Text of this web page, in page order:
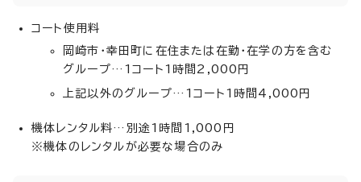
コート使用料
岡崎市・幸田町に在住または在勤・在学の方を含む
グループ…1コート1時間2,000円
上記以外のグループ…1コート1時間4,000円
機体レンタル料…別途1時間1,000円
※機体のレンタルが必要な場合のみ